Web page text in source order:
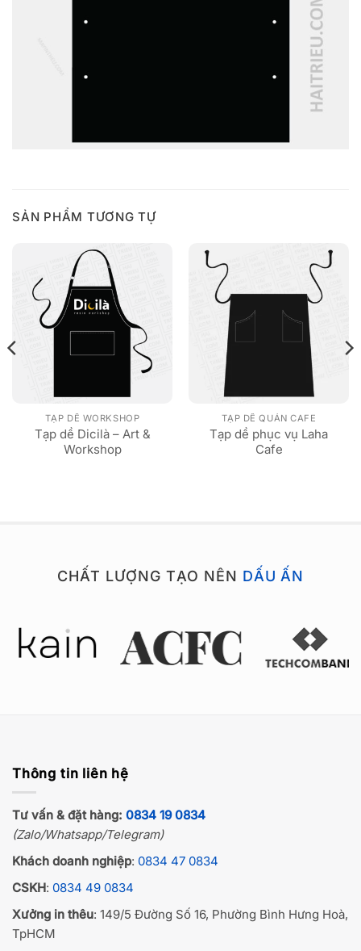
SẢN PHẨM TƯƠNG TỰ
TẠP DỀ WORKSHOP
Tạp dề Dicilà – Art &
Workshop
TẠP DỀ QUÁN CAFE
Tạp dề phục vụ Laha
Cafe
CHẤT LƯỢNG TẠO NÊN DẤU ẤN
Thông tin liên hệ
Tư vấn & đặt hàng: 0834 19 0834
(Zalo/Whatsapp/Telegram)
Khách doanh nghiệp: 0834 47 0834
CSKH: 0834 49 0834
Xưởng in thêu: 149/5 Đường Số 16, Phường Bình Hưng Hoà,
TpHCM